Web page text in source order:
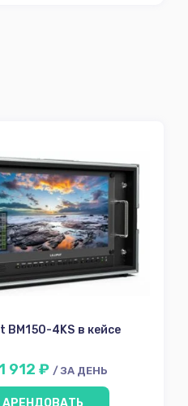
BM150-4KS в кейсе
912 ₽/ ЗА ДЕНЬ
АРЕНДОВАТЬ